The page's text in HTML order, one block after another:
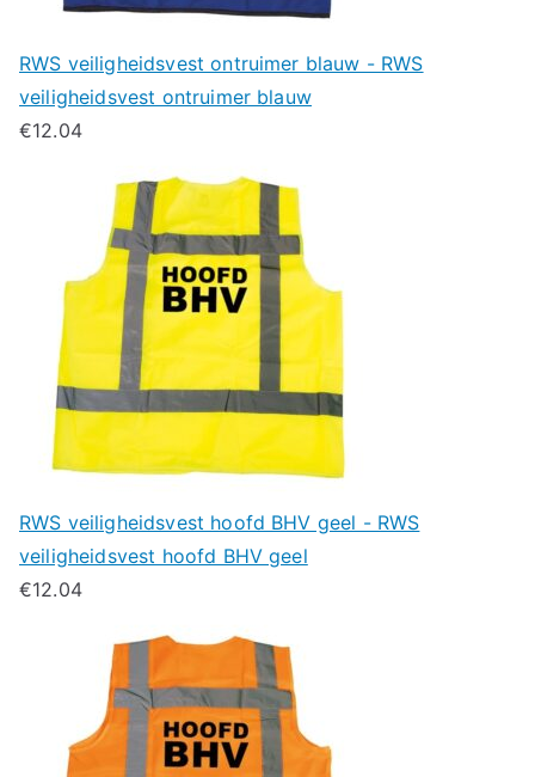
RWS veiligheidsvest ontruimer blauw - RWS
veiligheidsvest ontruimer blauw
€12.04
RWS veiligheidsvest hoofd BHV geel - RWS
veiligheidsvest hoofd BHV geel
€12.04